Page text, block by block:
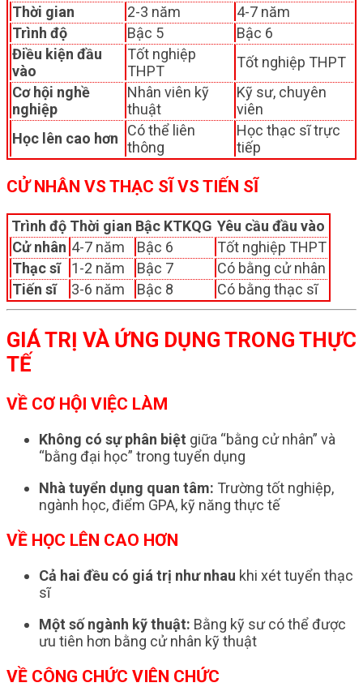
Thời gian
2-3 năm
4-7 năm
Trình độ
Bậc 5
Bậc 6
Điều kiện đầu
vào
Tốt nghiệp
THPT
Tốt nghiệp THPT
Cơ hội nghề
nghiệp
Nhân viên kỹ
thuật
Kỹ sư, chuyên
viên
Học lên cao hơn
Có thể liên
thông
Học thạc sĩ trực
tiếp
CỬ NHÂN VS THẠC SĨ VS TIẾN SĨ
Trình độ Thời gian Bậc KTKQG Yêu cầu đầu vào
Cử nhân 4-7 năm Bậc 6
Tốt nghiệp THPT
Thạc sĩ
1-2 năm Bậc 7
Có bằng cử nhân
Tiến sĩ
3-6 năm Bậc 8 Có bằng thạc sĩ
GIÁ TRỊ VÀ ỨNG DỤNG TRONG THỰC
TẾ
VỀ CƠ HỘI VIỆC LÀM
Không có sự phân biệt giữa “bằng cử nhân” và
“bằng đại học” trong tuyển dụng
Nhà tuyển dụng quan tâm: Trường tốt nghiệp,
ngành học, điểm GPA, kỹ năng thực tế
VỀ HỌC LÊN CAO HƠN
Cả hai đều có giá trị như nhau khi xét tuyển thạc
sĩ
Một số ngành kỹ thuật: Bằng kỹ sư có thể được
ưu tiên hơn bằng cử nhân kỹ thuật
VỀ CÔNG CHỨC VIÊN CHỨC